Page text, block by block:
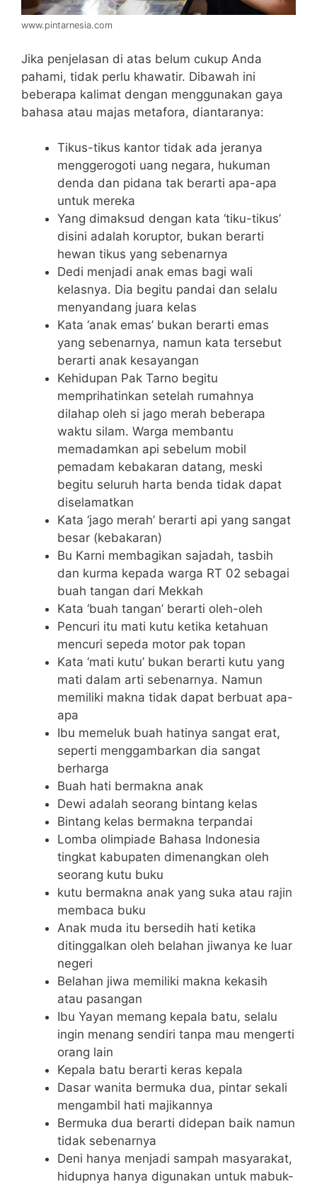
www.pintarnesia.com
Jika penjelasan di atas belum cukup Anda
pahami, tidak perlu khawatir. Dibawah ini
beberapa kalimat dengan menggunakan gaya
bahasa atau majas metafora, diantaranya:
Tikus-tikus kantor tidak ada jeranya
menggerogoti uang negara, hukuman
denda dan pidana tak berarti apa-apa
untuk mereka
Yang dimaksud dengan kata ‘tiku-tikus’
disini adalah koruptor, bukan berarti
hewan tikus yang sebenarnya
Dedi menjadi anak emas bagi wali
kelasnya. Dia begitu pandai dan selalu
menyandang juara kelas
Kata ‘anak emas’ bukan berarti emas
yang sebenarnya, namun kata tersebut
berarti anak kesayangan
Kehidupan Pak Tarno begitu
memprihatinkan setelah rumahnya
dilahap oleh si jago merah beberapa
waktu silam. Warga membantu
memadamkan api sebelum mobil
pemadam kebakaran datang, meski
begitu seluruh harta benda tidak dapat
diselamatkan
Kata ‘jago merah’ berarti api yang sangat
besar (kebakaran)
Bu Karni membagikan sajadah, tasbih
dan kurma kepada warga RT 02 sebagai
buah tangan dari Mekkah
Kata ‘buah tangan’ berarti oleh-oleh
Pencuri itu mati kutu ketika ketahuan
mencuri sepeda motor pak topan
Kata ‘mati kutu’ bukan berarti kutu yang
mati dalam arti sebenarnya. Namun
memiliki makna tidak dapat berbuat apa-
apa
Ibu memeluk buah hatinya sangat erat,
seperti menggambarkan dia sangat
berharga
Buah hati bermakna anak
Dewi adalah seorang bintang kelas
Bintang kelas bermakna terpandai
Lomba olimpiade Bahasa Indonesia
tingkat kabupaten dimenangkan oleh
seorang kutu buku
kutu bermakna anak yang suka atau rajin
membaca buku
Anak muda itu bersedih hati ketika
ditinggalkan oleh belahan jiwanya ke luar
negeri
Belahan jiwa memiliki makna kekasih
atau pasangan
Ibu Yayan memang kepala batu, selalu
ingin menang sendiri tanpa mau mengerti
orang lain
Kepala batu berarti keras kepala
Dasar wanita bermuka dua, pintar sekali
mengambil hati majikannya
Bermuka dua berarti didepan baik namun
tidak sebenarnya
Deni hanya menjadi sampah masyarakat,
hidupnya hanya digunakan untuk mabuk-